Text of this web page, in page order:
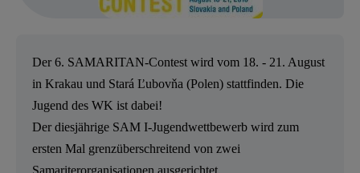
Der 6. SAMARITAN-Contest wird vom 18. - 21. August
in Krakau und Stará Ľubovňa (Polen) stattfinden. Die
Jugend des WK ist dabei!
Der diesjährige SAM I-Jugendwettbewerb wird zum
ersten Mal grenzüberschreitend von zwei
Samariterorganisationen ausgerichtet.